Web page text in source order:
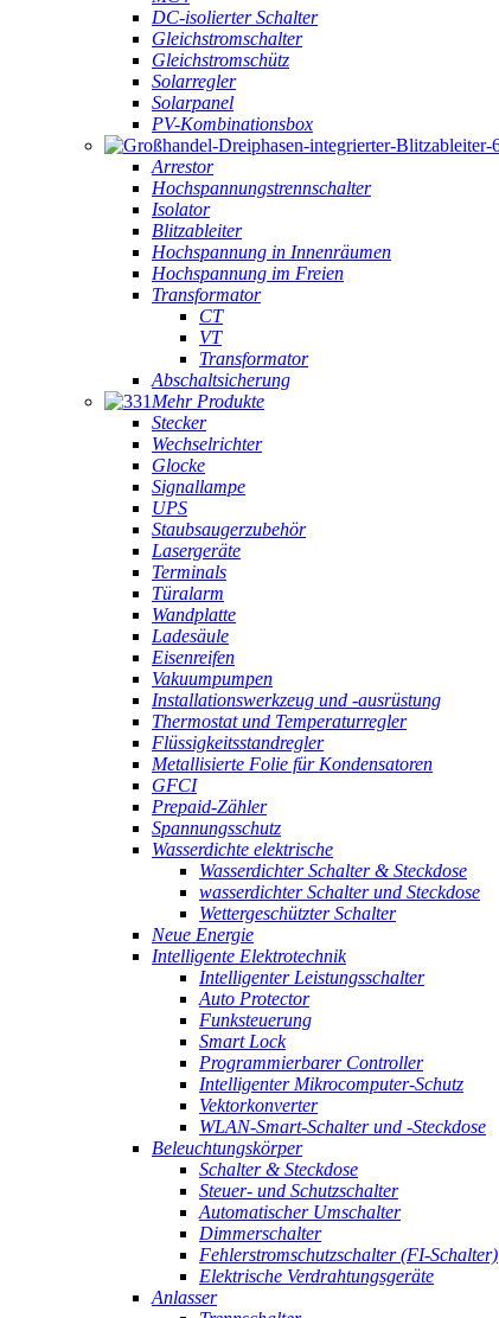
DC-isolierter Schalter
Gleichstromschalter
Gleichstromschütz
Solarregler
Solarpanel
PV-Kombinationsbox
Arrestor
Hochspannungstrennschalter
Isolator
Blitzableiter
Hochspannung in Innenräumen
Hochspannung im Freien
Transformator
CT
VT
Transformator
Abschaltsicherung
Mehr Produkte
Stecker
Wechselrichter
Glocke
Signallampe
UPS
Staubsaugerzubehör
Lasergeräte
Terminals
Türalarm
Wandplatte
Ladesäule
Eisenreifen
Vakuumpumpen
Installationswerkzeug und -ausrüstung
Thermostat und Temperaturregler
Flüssigkeitsstandregler
Metallisierte Folie für Kondensatoren
GFCI
Prepaid-Zähler
Spannungsschutz
Wasserdichte elektrische
Wasserdichter Schalter & Steckdose
wasserdichter Schalter und Steckdose
Wettergeschützter Schalter
Neue Energie
Intelligente Elektrotechnik
Intelligenter Leistungsschalter
Auto Protector
Funksteuerung
Smart Lock
Programmierbarer Controller
Intelligenter Mikrocomputer-Schutz
Vektorkonverter
WLAN-Smart-Schalter und -Steckdose
Beleuchtungskörper
Schalter & Steckdose
Steuer- und Schutzschalter
Automatischer Umschalter
Dimmerschalter
Fehlerstromschutzschalter (FI-Schalter)
Elektrische Verdrahtungsgeräte
Anlasser